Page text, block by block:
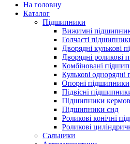
На головну
Каталог
Підшипники
Вижимні
Голчасті
Дворядні кулькові
Дворядні роликові
Комбіновані
Кулькові однорядні
Опорні підшипники
Підвісні
Підшипники
Підшипники снд
Роликові конічні
Роликові
Сальники